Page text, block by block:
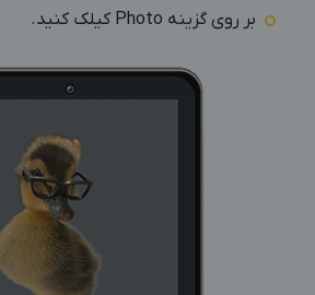
بر روی گزینه Photo کیلک کنید.